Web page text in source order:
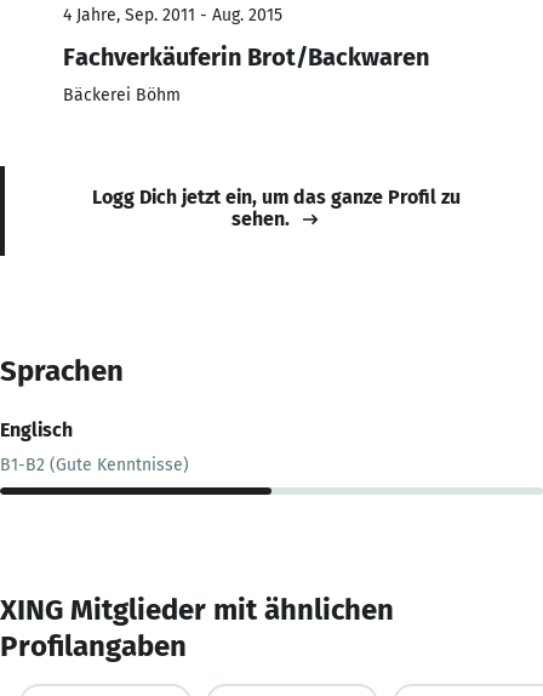
4 Jahre, Sep. 2011 - Aug. 2015
Fachverkäuferin Brot/Backwaren
Bäckerei Böhm
Logg Dich jetzt ein, um das ganze Profil zu
sehen.
Sprachen
Englisch
B1-B2 (Gute Kenntnisse)
XING Mitglieder mit ähnlichen
Profilangaben